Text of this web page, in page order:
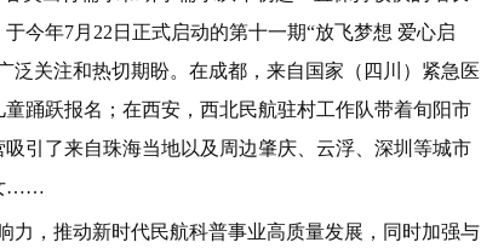
今年7月22日正式启动的第十一期“放飞梦想 爱心启
泛关注和热切期盼。在成都，来自国家（四川）紧急医
踊跃报名；在西安，西北民航驻村工作队带着旬阳市
引了来自珠海当地以及周边肇庆、云浮、深圳等城市
……
力，推动新时代民航科普事业高质量发展，同时加强与